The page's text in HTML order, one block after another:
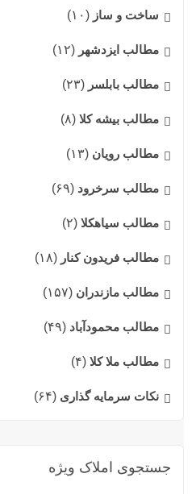
ساخت و ساز (۱۰)
مطالب ایزدشهر (۱۲)
مطالب بابلسر (۲۳)
مطالب بیشه کلا (۸)
مطالب رویان (۱۳)
مطالب سرخرود (۶۹)
مطالب سیاهکلا (۲)
مطالب فریدون کنار (۱۸)
مطالب مازندران (۱۵۷)
مطالب محمودآباد (۴۹)
مطالب ملا کلا (۴)
نکات سرمایه گذاری (۶۴)
جستجوی املاک ویژه